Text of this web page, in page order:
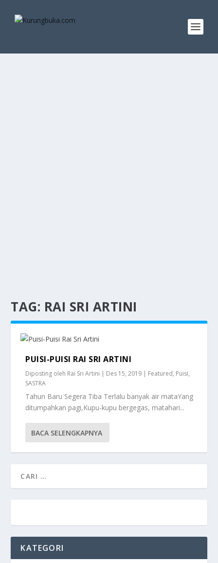
TAG: RAI SRI ARTINI
PUISI-PUISI RAI SRI ARTINI
Diposting oleh Rai Sri Artini | Des 15, 2019 | Featured, Puisi,
SASTRA
Tahun Baru Segera Tiba Terlalu banyak air mataYang
ditumpahkan pagi,Kupu-kupu bergegas, matahari...
BACA SELENGKAPNYA
KATEGORI